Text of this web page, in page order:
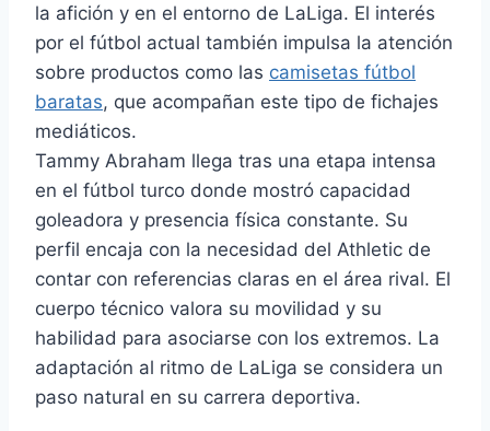
la afición y en el entorno de LaLiga. El interés
por el fútbol actual también impulsa la atención
sobre productos como las camisetas fútbol
baratas, que acompañan este tipo de fichajes
mediáticos.
Tammy Abraham llega tras una etapa intensa
en el fútbol turco donde mostró capacidad
goleadora y presencia física constante. Su
perfil encaja con la necesidad del Athletic de
contar con referencias claras en el área rival. El
cuerpo técnico valora su movilidad y su
habilidad para asociarse con los extremos. La
adaptación al ritmo de LaLiga se considera un
paso natural en su carrera deportiva.